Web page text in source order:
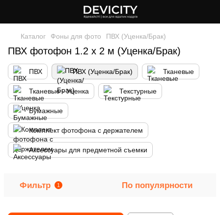
Каталог Фоны для фото ПВХ (Уценка/Брак)
ПВХ фотофон 1.2 х 2 м (Уценка/Брак)
ПВХ ПВХ (Уценка/Брак) Тканевые
Тканевые - Уценка Текстурные
Бумажные
Комплект фотофона с держателем
Аксессуары для предметной съемки
Фильтр 1 По популярности